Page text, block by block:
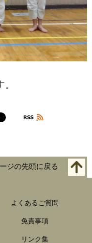
ジの先頭に戻る
よくあるご質問
免責事項
リンク集